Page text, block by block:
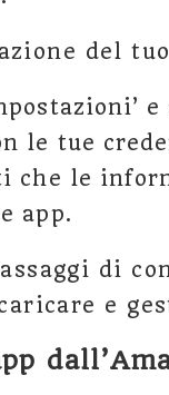
del
le tue
che le
app.
di
e